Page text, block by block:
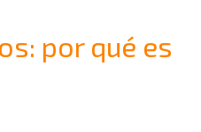
por qué es